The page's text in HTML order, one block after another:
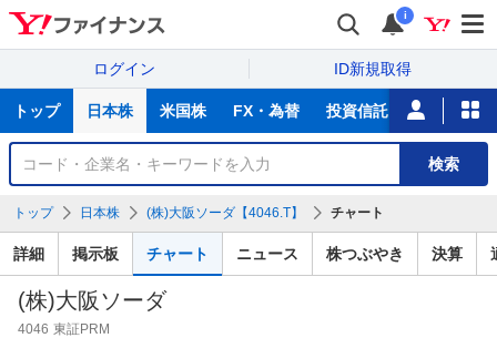
i
ログイン ID新規取得
サ
トップ 日本株 米国株 FX・為替 投資信託 ニュース
銘
検
索
検索
トップ 日本株 (株)大阪ソーダ【4046.T】 チャート
詳細 掲示板 チャート ニュース 株つぶやき 決算
(株)大阪ソーダ
4046 東証PRM